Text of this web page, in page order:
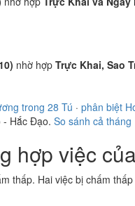
nhờ hợp Trực Khai, Sao
trong 28 Tú · phân biệt
- Hắc Đạo. So sánh cả tháng
hợp việc
thấp. Hai việc bị chấm